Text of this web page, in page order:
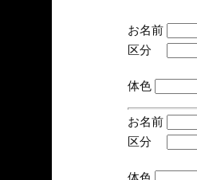
お名前
区分
(
体色
お名前
区分
(